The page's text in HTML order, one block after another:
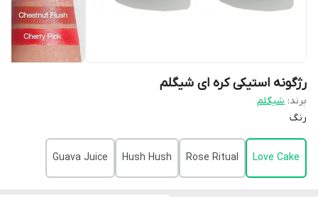
رژگونه استیکی کره ای شیگلم
برند: شیگلم
رنگ
Love Cake
Rose Ritual
Hush Hush
Guava Juice